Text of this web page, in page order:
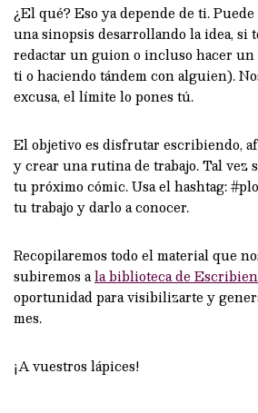
¿El qué? Eso ya depende de ti.
una sinopsis desarrollando la idea, si
redactar un guion o incluso hacer
ti o haciendo tándem con alguien).
excusa, el límite lo pones tú.
El objetivo es disfrutar escribiendo,
y crear una rutina de trabajo. Tal vez
tu próximo cómic. Usa el hashtag:
tu trabajo y darlo a conocer.
Recopilaremos todo el material que
subiremos ala biblioteca de
oportunidad para visibilizarte y
mes.
¡A vuestros lápices!